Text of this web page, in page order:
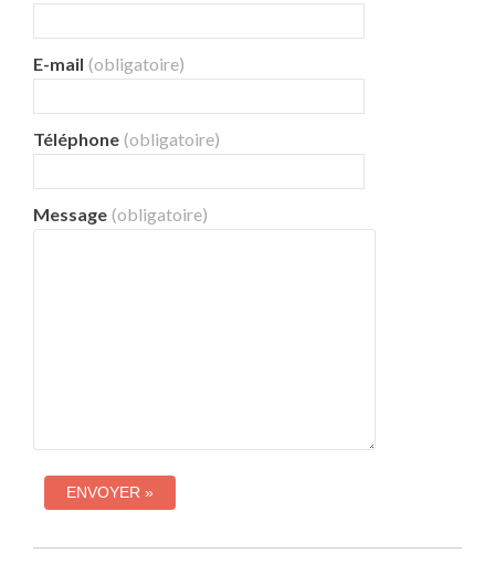
E-mail (obligatoire)
Téléphone (obligatoire)
Message (obligatoire)